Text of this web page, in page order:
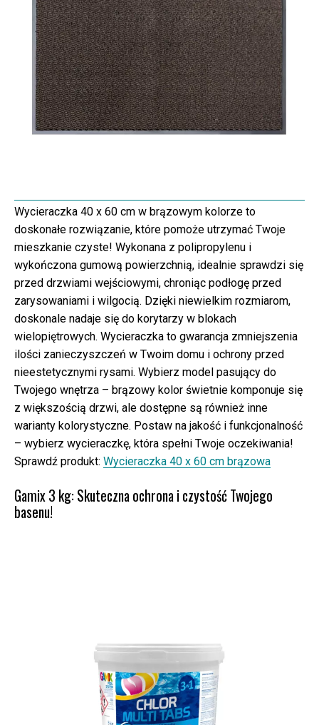
Wycieraczka 40 x 60 cm w brązowym kolorze to
doskonałe rozwiązanie, które pomoże utrzymać Twoje
mieszkanie czyste! Wykonana z polipropylenu i
wykończona gumową powierzchnią, idealnie sprawdzi się
przed drzwiami wejściowymi, chroniąc podłogę przed
zarysowaniami i wilgocią. Dzięki niewielkim rozmiarom,
doskonale nadaje się do korytarzy w blokach
wielopiętrowych. Wycieraczka to gwarancja zmniejszenia
ilości zanieczyszczeń w Twoim domu i ochrony przed
nieestetycznymi rysami. Wybierz model pasujący do
Twojego wnętrza – brązowy kolor świetnie komponuje się
z większością drzwi, ale dostępne są również inne
warianty kolorystyczne. Postaw na jakość i funkcjonalność
– wybierz wycieraczkę, która spełni Twoje oczekiwania!
Sprawdź produkt: Wycieraczka 40 x 60 cm brązowa
Gamix 3 kg: Skuteczna ochrona i czystość Twojego
basenu!